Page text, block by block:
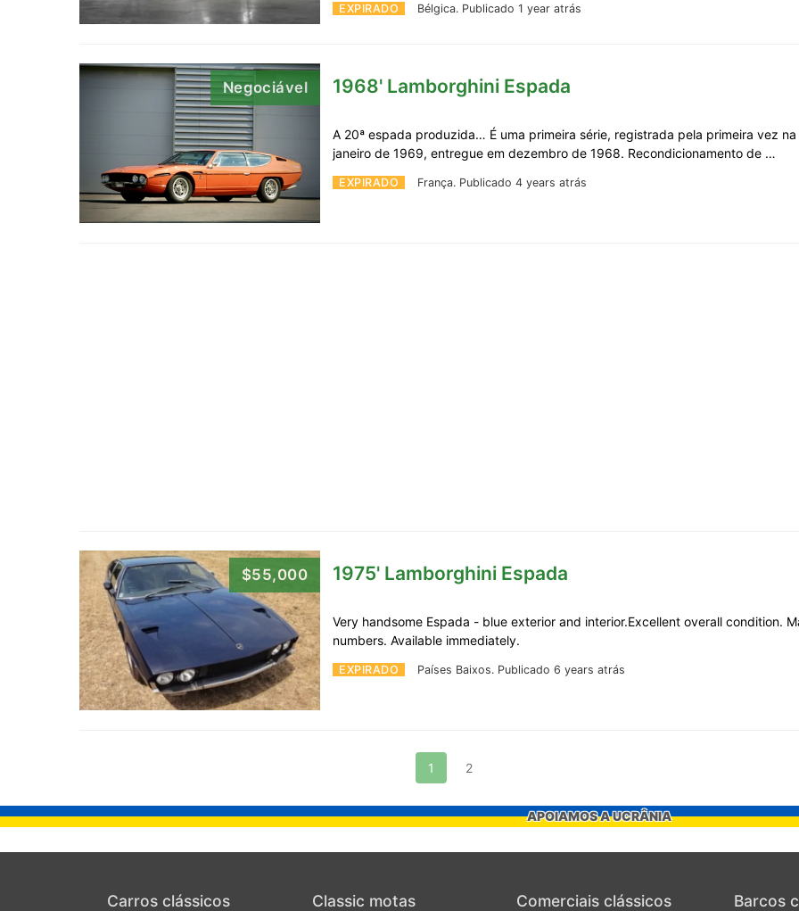
EXPIRADO Bélgica. Publicado 1 year atrás
Negociável 1968' Lamborghini Espada
EXPIRADO França. Publicado 4 years atrás
A 20ª espada produzida… É uma primeira série, registrada pela primeira vez na
janeiro de 1969, entregue em dezembro de 1968. Recondicionamento de …
$55,000 1975' Lamborghini Espada
EXPIRADO Países Baixos. Publicado 6 years atrás
Very handsome Espada - blue exterior and interior.Excellent overall condition.
numbers. Available immediately.
1 2
APOIAMOS A UCRÂNIA
Carros clássicos Classic motas Comerciais clássicos Barcos